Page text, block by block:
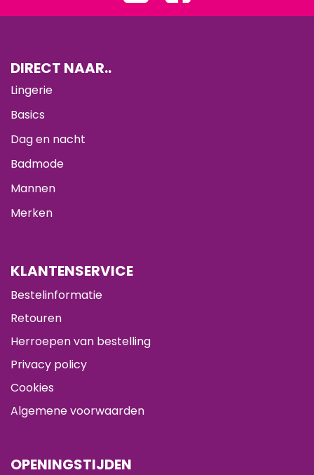
DIRECT NAAR..
Lingerie
Basics
Dag en nacht
Badmode
Mannen
Merken
KLANTENSERVICE
Bestelinformatie
Retouren
Herroepen van bestelling
Privacy policy
Cookies
Algemene voorwaarden
OPENINGSTIJDEN